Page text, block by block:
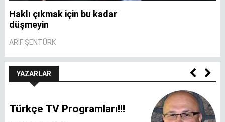
Haklı çıkmak için bu kadar
düşmeyin
ARIF ŞENTÜRK
YAZARLAR
Türkçe TV Programları!!!